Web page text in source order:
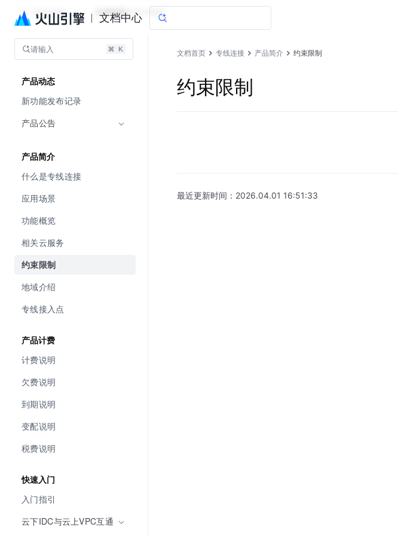
文档中心
专线连接 文档指南图说与视频
请输入
产品动态
新功能发布记录
产品公告
产品简介
什么是专线连接
应用场景
功能概览
相关云服务
约束限制
地域介绍
专线接入点
产品计费
计费说明
欠费说明
到期说明
变配说明
税费说明
快速入门
入门指引
云下IDC与云上VPC互通
文档首页 专线连接 产品简介 约束限制
约束限制
最近更新时间： 2026.04.01 16:51:33